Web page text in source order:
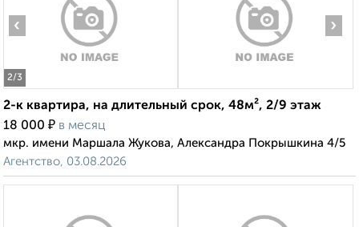
2/3
‹ ›
2-к квартира, на длительный срок, 48м², 2/9 этаж
18 000 ₽ в месяц
мкр. имени Маршала Жукова, Александра Покрышкина 4/5
Агентство, 03.08.2026